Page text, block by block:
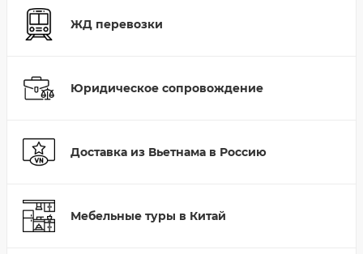
ЖД перевозки
Юридическое сопровождение
Доставка из Вьетнама в Россию
Мебельные туры в Китай